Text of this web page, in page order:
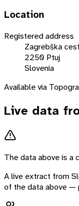
Location
Registered address
Zagrebška
2250 Ptuj
Slovenia
Available via
Live data
The data above is a
A live extract from
of the data above —